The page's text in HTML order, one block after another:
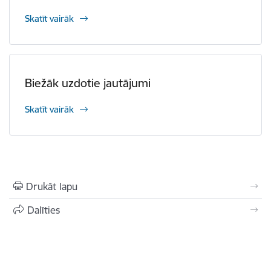
Skatīt vairāk
Biežāk uzdotie jautājumi
Skatīt vairāk
Drukāt lapu
Dalīties